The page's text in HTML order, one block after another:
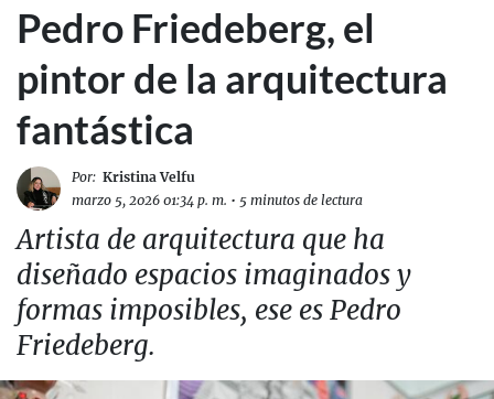
Pedro Friedeberg, el
pintor de la arquitectura
fantástica
Por: Kristina Velfu
marzo 5, 2026 01:34 p. m. • 5 minutos de lectura
Artista de arquitectura que ha
diseñado espacios imaginados y
formas imposibles, ese es Pedro
Friedeberg.